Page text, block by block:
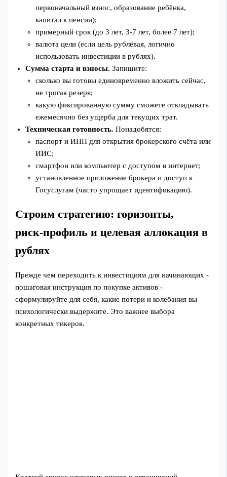
первоначальный взнос, образование ребёнка,
капитал к пенсии);
примерный срок (до 3 лет, 3-7 лет, более 7 лет);
валюта цели (если цель рублёвая, логично
использовать инвестиции в рублях).
Сумма старта и взносы. Запишите:
сколько вы готовы единовременно вложить сейчас,
не трогая резерв;
какую фиксированную сумму сможете откладывать
ежемесячно без ущерба для текущих трат.
Техническая готовность. Понадобятся:
паспорт и ИНН для открытия брокерского счёта или
ИИС;
смартфон или компьютер с доступом в интернет;
установленное приложение брокера и доступ к
Госуслугам (часто упрощает идентификацию).
Строим стратегию: горизонты,
риск‑профиль и целевая аллокация в
рублях
Прежде чем переходить к инвестициям для начинающих -
пошаговая инструкция по покупке активов -
сформулируйте для себя, какие потери и колебания вы
психологически выдержите. Это важнее выбора
конкретных тикеров.